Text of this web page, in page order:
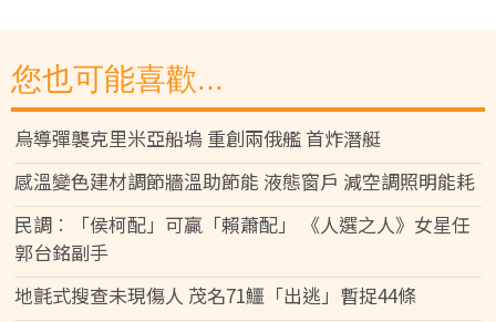
您也可能喜歡...
烏導彈襲克里米亞船塢 重創兩俄艦 首炸潛艇
感溫變色建材調節牆溫助節能 液態窗戶 減空調照明能耗
民調︰「侯柯配」可贏「賴蕭配」 《人選之人》女星任
郭台銘副手
地氈式搜查未現傷人 茂名71鱷「出逃」暫捉44條